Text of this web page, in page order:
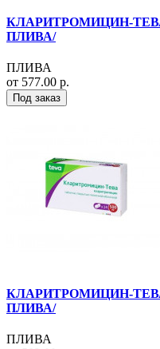
КЛАРИТРОМИЦИН-
ПЛИВА/
ПЛИВА
от 577.00 р.
Под заказ
КЛАРИТРОМИЦИН-
ПЛИВА/
ПЛИВА